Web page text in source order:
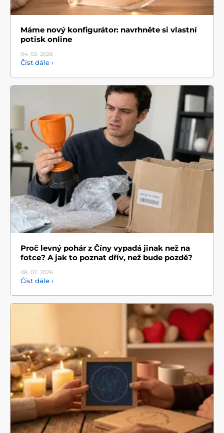
Máme nový konfigurátor: navrhněte si vlastní
potisk online
04. 03. 2026
Číst dále ›
Proč levný pohár z Číny vypadá jinak než na
fotce? A jak to poznat dřív, než bude pozdě?
08. 02. 2026
Číst dále ›